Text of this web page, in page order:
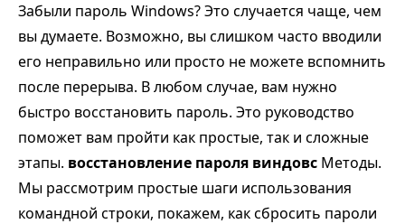
Забыли пароль Windows? Это случается чаще, чем
вы думаете. Возможно, вы слишком часто вводили
его неправильно или просто не можете вспомнить
после перерыва. В любом случае, вам нужно
быстро восстановить пароль. Это руководство
поможет вам пройти как простые, так и сложные
этапы. восстановление пароля виндовс Методы.
Мы рассмотрим простые шаги использования
командной строки, покажем, как сбросить пароли